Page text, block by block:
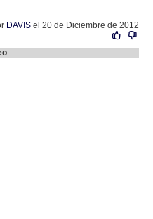
DAVIS el 20 de Diciembre de 2012